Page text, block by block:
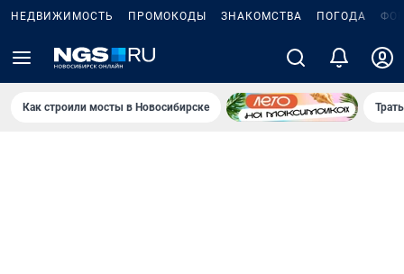
НЕДВИЖИМОСТЬ ПРОМОКОДЫ ЗНАКОМСТВА ПОГОДА
Как строили мосты в Новосибирске